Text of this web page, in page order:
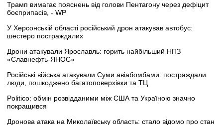
Трамп вимагає пояснень від голови Пентагону через дефіцит
боєприпасів, - WP
У Херсонській області російський дрон атакував автобус:
шестеро постраждалих
Дрони атакували Ярославль: горить найбільший НПЗ
«Славнефть-ЯНОС»
Російські війська атакували Суми авіабомбами: постраждали
люди, пошкоджено багатоповерхівки та ТЦ
Politico: обмін розвідданими між США та Україною значно
покращився
Дронова атака на Миколаївську область: стало відомо про стан